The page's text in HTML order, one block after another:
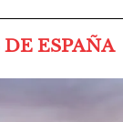
ESPAÑA